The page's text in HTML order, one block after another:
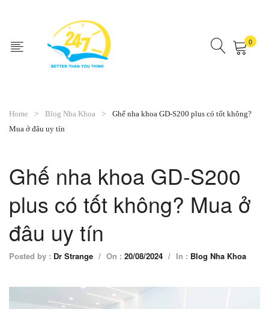
0
Home Blog Nha Khoa
Ghế nha khoa GD-S200 plus có tốt không?
Mua ở đâu uy tín
Ghế nha khoa GD-S200
plus có tốt không? Mua ở
đâu uy tín
Posted by : Dr Strange / On : 20/08/2024 / In : Blog Nha Khoa